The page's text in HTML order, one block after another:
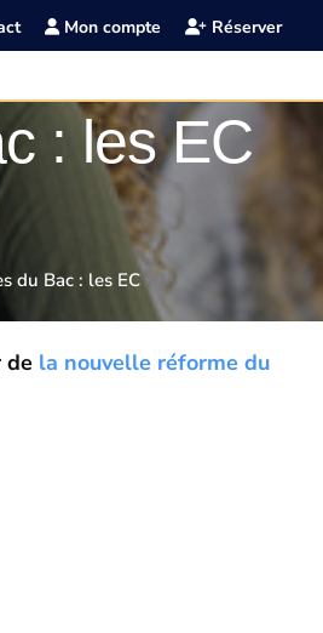
Mon compte Réserver
: les EC
du Bac : les EC
de la nouvelle réforme du